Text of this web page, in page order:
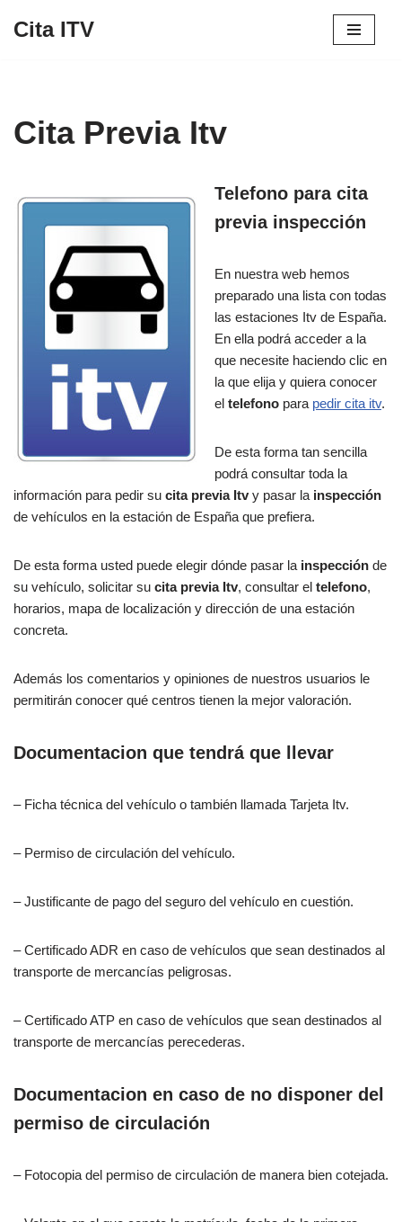
Cita ITV
Cita Previa Itv
Telefono para cita
previa inspección
En nuestra web hemos
preparado una lista con todas
las estaciones Itv de España.
En ella podrá acceder a la
que necesite haciendo clic en
la que elija y quiera conocer
el telefono para pedir cita itv.
De esta forma tan sencilla
podrá consultar toda la
información para pedir su cita previa Itv y pasar la inspección
de vehículos en la estación de España que prefiera.
De esta forma usted puede elegir dónde pasar la inspección de
su vehículo, solicitar su cita previa Itv, consultar el telefono,
horarios, mapa de localización y dirección de una estación
concreta.
Además los comentarios y opiniones de nuestros usuarios le
permitirán conocer qué centros tienen la mejor valoración.
Documentacion que tendrá que llevar
– Ficha técnica del vehículo o también llamada Tarjeta Itv.
– Permiso de circulación del vehículo.
– Justificante de pago del seguro del vehículo en cuestión.
– Certificado ADR en caso de vehículos que sean destinados al
transporte de mercancías peligrosas.
– Certificado ATP en caso de vehículos que sean destinados al
transporte de mercancías perecederas.
Documentacion en caso de no disponer del
permiso de circulación
– Fotocopia del permiso de circulación de manera bien cotejada.